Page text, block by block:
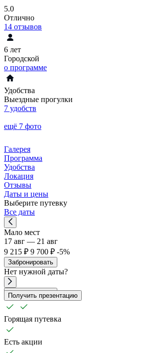
5.0
Отлично
14 отзывов
6 лет
Городской
о программе
Удобства
Выездные прогулки
7 удобств
ещё 7 фото
Галерея
Программа
Удобства
Локация
Отзывы
Даты и цены
Выберите путевку
Все даты
Мало мест
17 авг — 21 авг
9 215 ₽ 9 700 ₽ -5%
Забронировать
Нет нужной даты?
Забронировать
Получить презентацию
Горящая путевка
Есть акции